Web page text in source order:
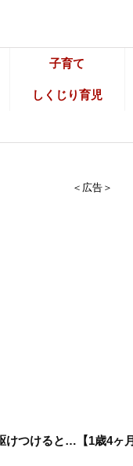
子育て
しくじり育児
＜広告＞
けつけると…【1歳4ヶ